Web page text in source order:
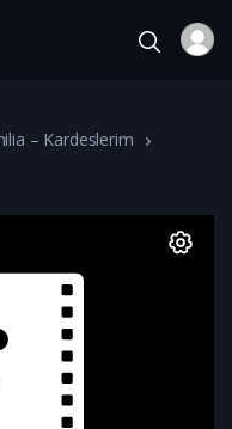
– Kardeslerim